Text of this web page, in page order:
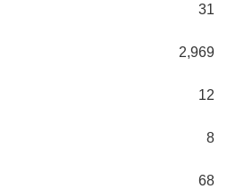
31
2,969
12
8
68